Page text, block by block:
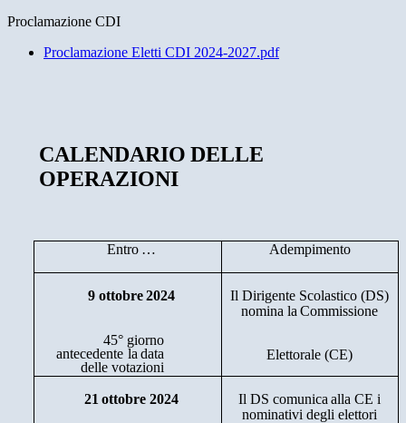
Proclamazione CDI
Proclamazione Eletti CDI 2024-2027.pdf
CALENDARIO DELLE
OPERAZIONI
Entro … Adempimento
9 ottobre 2024 Il Dirigente Scolastico (DS)
nomina la Commissione
45° giorno
antecedente la data
delle votazioni
Elettorale (CE)
21 ottobre 2024 Il DS comunica alla CE i
nominativi degli elettori